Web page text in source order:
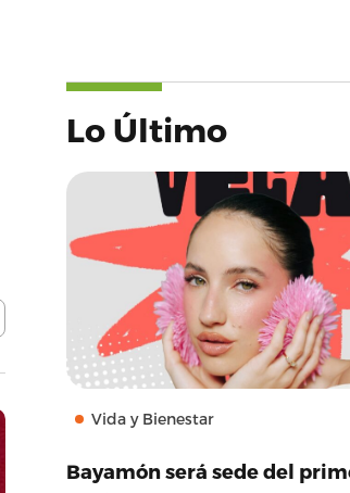
Lo Último
Vida y Bienestar
Bayamón será sede del